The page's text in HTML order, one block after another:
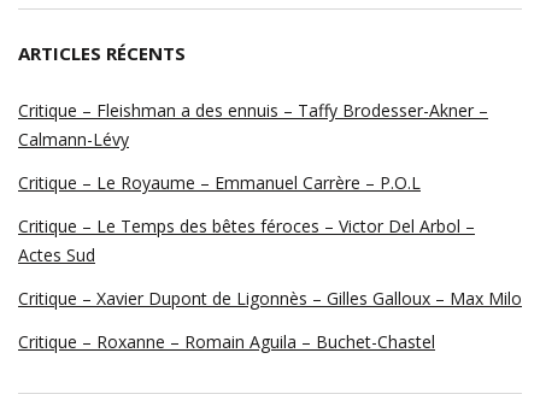
ARTICLES RÉCENTS
Critique – Fleishman a des ennuis – Taffy Brodesser-Akner –
Calmann-Lévy
Critique – Le Royaume – Emmanuel Carrère – P.O.L
Critique – Le Temps des bêtes féroces – Victor Del Arbol –
Actes Sud
Critique – Xavier Dupont de Ligonnès – Gilles Galloux – Max Milo
Critique – Roxanne – Romain Aguila – Buchet-Chastel